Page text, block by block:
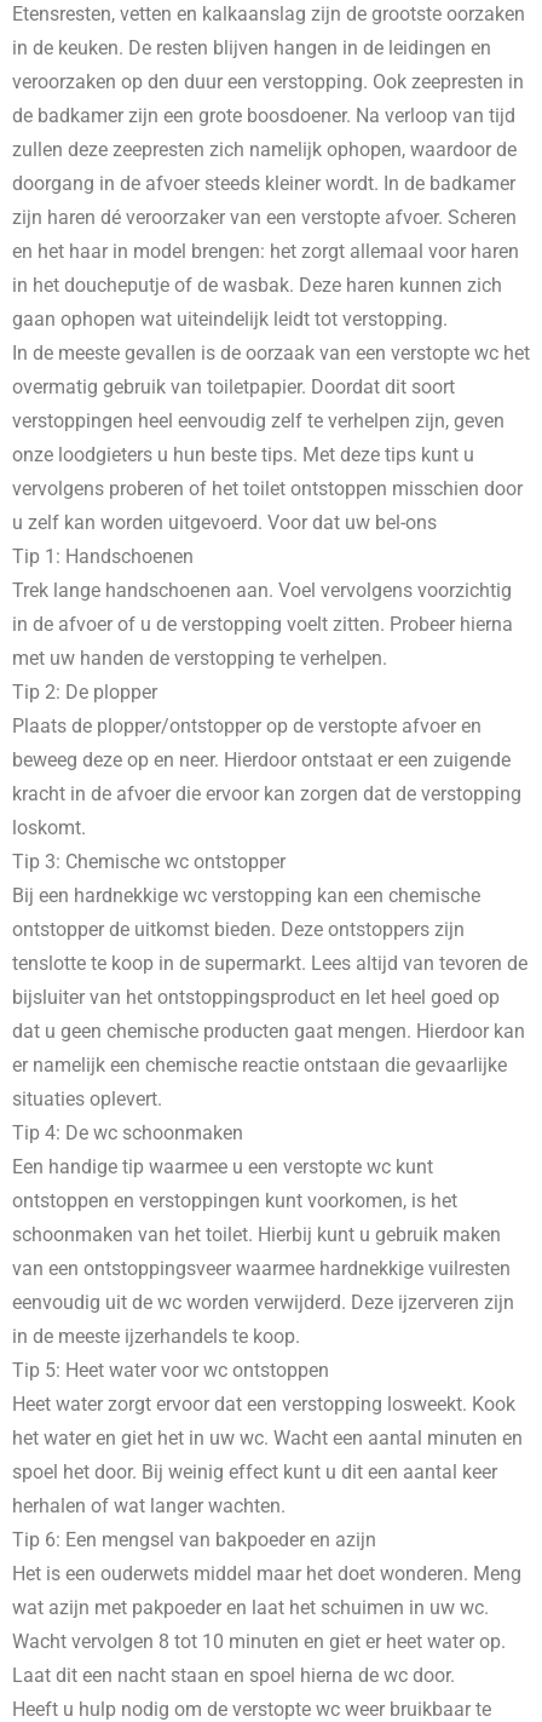
Etensresten, vetten en kalkaanslag zijn de grootste oorzaken
in de keuken. De resten blijven hangen in de leidingen en
veroorzaken op den duur een verstopping. Ook zeepresten in
de badkamer zijn een grote boosdoener. Na verloop van tijd
zullen deze zeepresten zich namelijk ophopen, waardoor de
doorgang in de afvoer steeds kleiner wordt. In de badkamer
zijn haren dé veroorzaker van een verstopte afvoer. Scheren
en het haar in model brengen: het zorgt allemaal voor haren
in het doucheputje of de wasbak. Deze haren kunnen zich
gaan ophopen wat uiteindelijk leidt tot verstopping.
In de meeste gevallen is de oorzaak van een verstopte wc het
overmatig gebruik van toiletpapier. Doordat dit soort
verstoppingen heel eenvoudig zelf te verhelpen zijn, geven
onze loodgieters u hun beste tips. Met deze tips kunt u
vervolgens proberen of het toilet ontstoppen misschien door
u zelf kan worden uitgevoerd. Voor dat uw bel-ons
Tip 1: Handschoenen
Trek lange handschoenen aan. Voel vervolgens voorzichtig
in de afvoer of u de verstopping voelt zitten. Probeer hierna
met uw handen de verstopping te verhelpen.
Tip 2: De plopper
Plaats de plopper/ontstopper op de verstopte afvoer en
beweeg deze op en neer. Hierdoor ontstaat er een zuigende
kracht in de afvoer die ervoor kan zorgen dat de verstopping
loskomt.
Tip 3: Chemische wc ontstopper
Bij een hardnekkige wc verstopping kan een chemische
ontstopper de uitkomst bieden. Deze ontstoppers zijn
tenslotte te koop in de supermarkt. Lees altijd van tevoren de
bijsluiter van het ontstoppingsproduct en let heel goed op
dat u geen chemische producten gaat mengen. Hierdoor kan
er namelijk een chemische reactie ontstaan die gevaarlijke
situaties oplevert.
Tip 4: De wc schoonmaken
Een handige tip waarmee u een verstopte wc kunt
ontstoppen en verstoppingen kunt voorkomen, is het
schoonmaken van het toilet. Hierbij kunt u gebruik maken
van een ontstoppingsveer waarmee hardnekkige vuilresten
eenvoudig uit de wc worden verwijderd. Deze ijzerveren zijn
in de meeste ijzerhandels te koop.
Tip 5: Heet water voor wc ontstoppen
Heet water zorgt ervoor dat een verstopping losweekt. Kook
het water en giet het in uw wc. Wacht een aantal minuten en
spoel het door. Bij weinig effect kunt u dit een aantal keer
herhalen of wat langer wachten.
Tip 6: Een mengsel van bakpoeder en azijn
Het is een ouderwets middel maar het doet wonderen. Meng
wat azijn met pakpoeder en laat het schuimen in uw wc.
Wacht vervolgen 8 tot 10 minuten en giet er heet water op.
Laat dit een nacht staan en spoel hierna de wc door.
Heeft u hulp nodig om de verstopte wc weer bruikbaar te